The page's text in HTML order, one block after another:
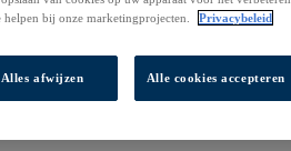
bij onze marketingprojecten.
Privacybeleid
Alles afwijzen Alle cookies accepteren